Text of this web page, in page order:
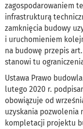
zagospodarowaniem
infrastrukturą
zamknięcia budowy
i uruchomieniem
na budowę przepis
stanowi tu
Ustawa Prawo
lutego 2020 r.
obowiązuje od
uzyskania pozwolenia
kompletacji projektu